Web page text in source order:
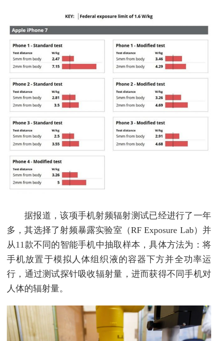
据报道，该项手机射频辐射测试已经进行了一年
多，其选择了射频暴露实验室（RF Exposure Lab）并
从11款不同的智能手机中抽取样本，具体方法为：将
手机放置于模拟人体组织液的容器下方并全功率运
行，通过测试探针吸收辐射量，进而获得不同手机对
人体的辐射量。